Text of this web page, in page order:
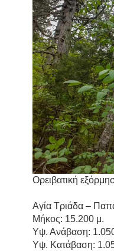
Ορειβατική
Αγία Τριάδα –
Μήκος: 15.200 μ.
Υψ. Ανάβαση:
Υψ. Κατάβαση: